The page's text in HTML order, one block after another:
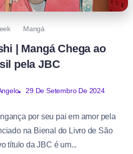
Mangá
| Mangá Chega ao
pela JBC
29 De Setembro De 2024
por seu pai em amor pela
na Bienal do Livro de São
título da JBC é um...